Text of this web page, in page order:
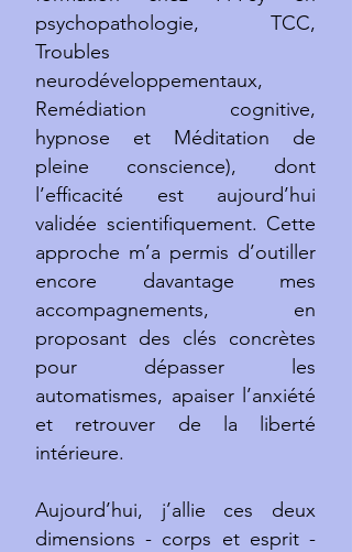
psychopathologie, TCC,
Troubles
neurodéveloppementaux,
Remédiation cognitive,
hypnose et Méditation de
pleine conscience), dont
l’efficacité est aujourd’hui
validée scientifiquement. Cette
approche m’a permis d’outiller
encore davantage mes
accompagnements, en
proposant des clés concrètes
pour dépasser les
automatismes, apaiser l’anxiété
et retrouver de la liberté
intérieure.
Aujourd’hui, j’allie ces deux
dimensions - corps et esprit -